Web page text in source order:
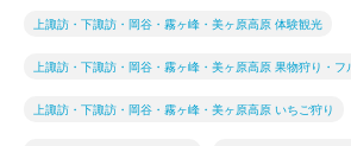
上諏訪・下諏訪・岡谷・霧ヶ峰・美ヶ原高原 体験観光
上諏訪・下諏訪・岡谷・霧ヶ峰・美ヶ原高原 果物狩り・フ
上諏訪・下諏訪・岡谷・霧ヶ峰・美ヶ原高原 いちご狩り